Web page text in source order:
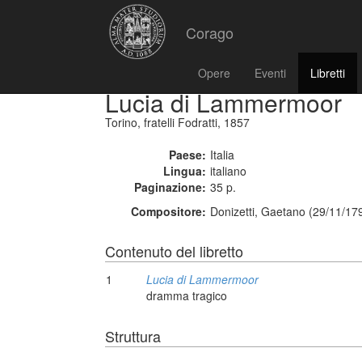
Corago
Opere Eventi Libretti
Lucia di Lammermoor
Torino, fratelli Fodratti, 1857
Paese: Italia
Lingua: italiano
Paginazione: 35 p.
Compositore: Donizetti, Gaetano (29/11/
Contenuto del libretto
1
Lucia di Lammermoor
dramma tragico
Struttura